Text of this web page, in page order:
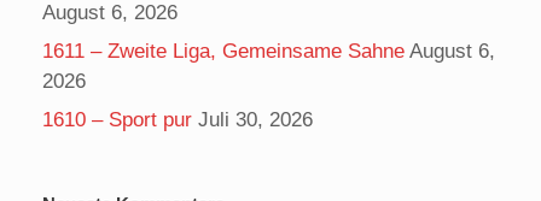
August 6, 2026
1611 – Zweite Liga, Gemeinsame Sahne August 6,
2026
1610 – Sport pur Juli 30, 2026